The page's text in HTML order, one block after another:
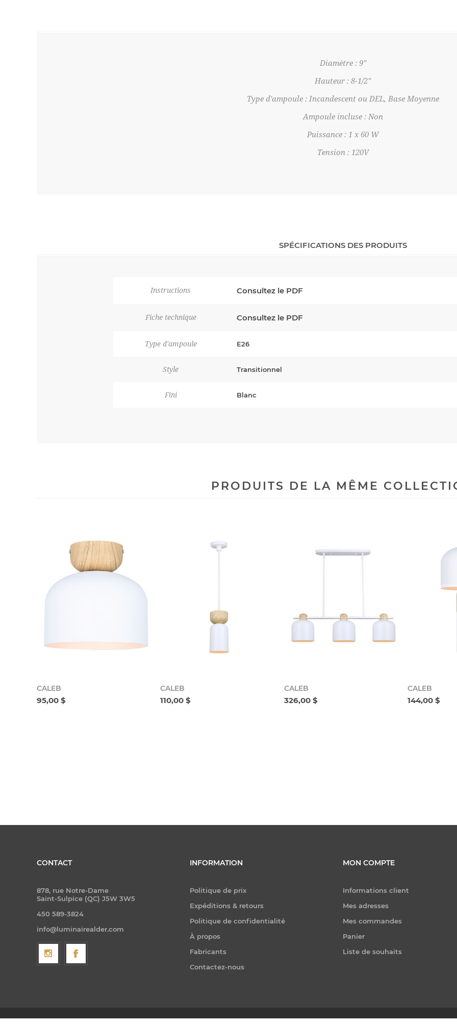
Diamètre : 9"
Hauteur : 8-1/2"
Type d'ampoule : Incandescent ou DEL, Base Moyenne
Ampoule incluse : Non
Puissance : 1 x 60 W
Tension : 120V
SPÉCIFICATIONS DES PRODUITS
Instructions Consultez le PDF
Fiche technique Consultez le PDF
Type d'ampoule E26
Style Transitionnel
Fini Blanc
PRODUITS DE LA MÊME
CALEB
95,00 $
CALEB
110,00 $
CALEB
326,00 $
CALEB
144,00 $
CONTACT
878, rue Notre-Dame
Saint-Sulpice (QC) J5W 3W5
450 589-3824
info@luminairealder.com
INFORMATION
Politique de prix
Expéditions & retours
Politique de confidentialité
À propos
Fabricants
Contactez-nous
MON COMPTE
Informations client
Mes adresses
Mes commandes
Panier
Liste de souhaits